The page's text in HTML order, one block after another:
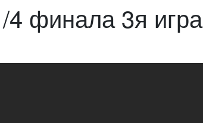
финала 3я игра